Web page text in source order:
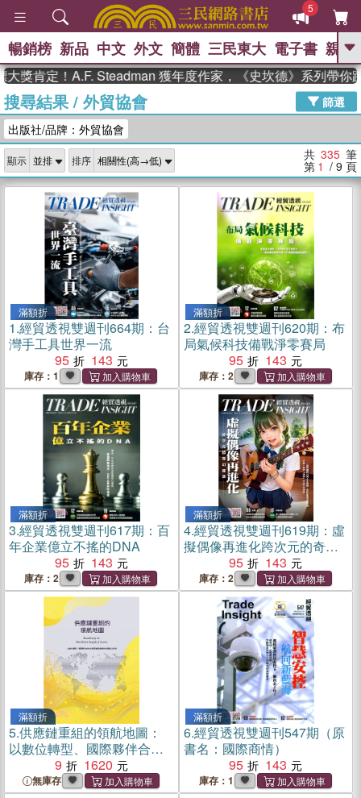
5
GO
高希均教授回憶錄
、 The Odyssey 、 父親節 、 如果歷
獎 臺灣漫遊錄 、 方念華 、 台灣的李
登輝時代
數學女孩：黎曼猜想 、
偉大的迷走神經
暢銷榜 新品 中文 外文 簡體 三民東大 電子書 親子
！A.F. Steadman 獲年度作家，《史坎德》系列帶你踏上熱
搜尋結果/ 外貿協會
篩選
出版社/品牌：外貿協會
顯示 排序 共 335 筆
第 1 / 9 頁
滿額折
1.經貿透視雙週刊664期：台
灣手工具世界一流
95
143
庫存：1
滿額折
2.經貿透視雙週刊620期：布
局氣候科技備戰淨零賽局
95
143
庫存：2
滿額折
3.經貿透視雙週刊617期：百
年企業億立不搖的DNA
95
143
庫存：2
滿額折
4.經貿透視雙週刊619期：虛
擬偶像再進化跨次元的奇幻
95 143
庫存：2
滿額折
5.供應鏈重組的領航地圖：
以數位轉型、國際夥伴合作
的新思維開啟韌性供應鏈2.0
時代
9 1620
無庫存
滿額折
6.經貿透視雙週刊547期（原
書名：國際商情）
95
143
庫存：1